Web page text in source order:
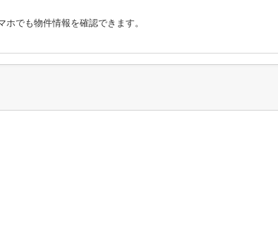
でも物件情報を確認できます。